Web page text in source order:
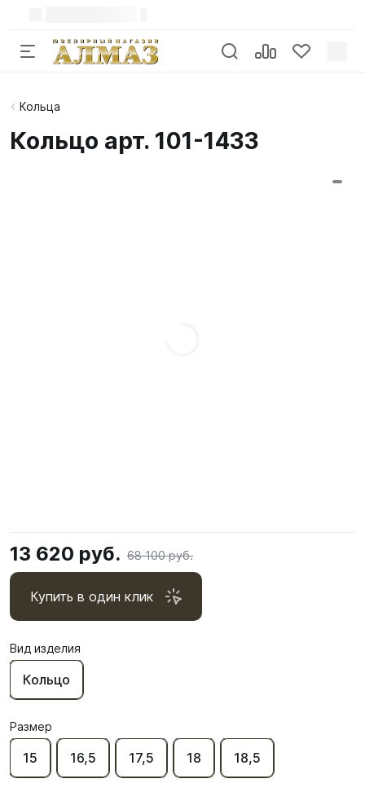
Кольца
Кольцо арт. 101-1433
13 620 руб. 68 100 руб.
Купить в один клик
Вид изделия
Кольцо
Размер
15 16,5 17,5 18 18,5